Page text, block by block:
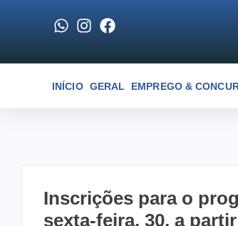
INÍCIO GERAL EMPREGO &
Inscrições para o
sexta-feira, 30, a